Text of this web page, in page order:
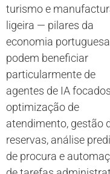
turismo e
ligeira — pilares da
economia
podem beneficiar
particularmente de
agentes de IA
optimização de
atendimento, gestão
reservas, análise
de procura e